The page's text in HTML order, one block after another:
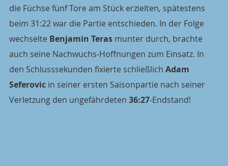
die Füchse fünf Tore am Stück erzielten, spätestens
beim 31:22 war die Partie entschieden. In der Folge
wechselte Benjamin Teras munter durch, brachte
auch seine Nachwuchs-Hoffnungen zum Einsatz. In
den Schlusssekunden fixierte schließlich Adam
Seferovic in seiner ersten Saisonpartie nach seiner
Verletzung den ungefährdeten 36:27-Endstand!